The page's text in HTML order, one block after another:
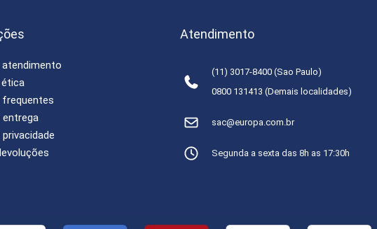
entrega
Atendimento
(11) 3017-8400 (Sao Paulo)
0800 131413 (Demais localidades)
sac@europa.com.br
Segunda a sexta das 8h as 17:30h